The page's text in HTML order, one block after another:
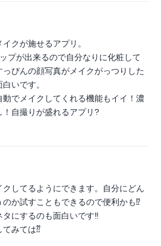
クが施せるアプリ。
プが出来るので自分なりに化粧して
っぴんの顔写真がメイクがっつりした
いです。
動でメイクしてくれる機能もイイ！濃
！自撮りが盛れるアプリ?
クしてるようにできます。自分にどん
のか試すこともできるので便利かも⁉︎
にするのも面白いです‼︎
てみては⁇